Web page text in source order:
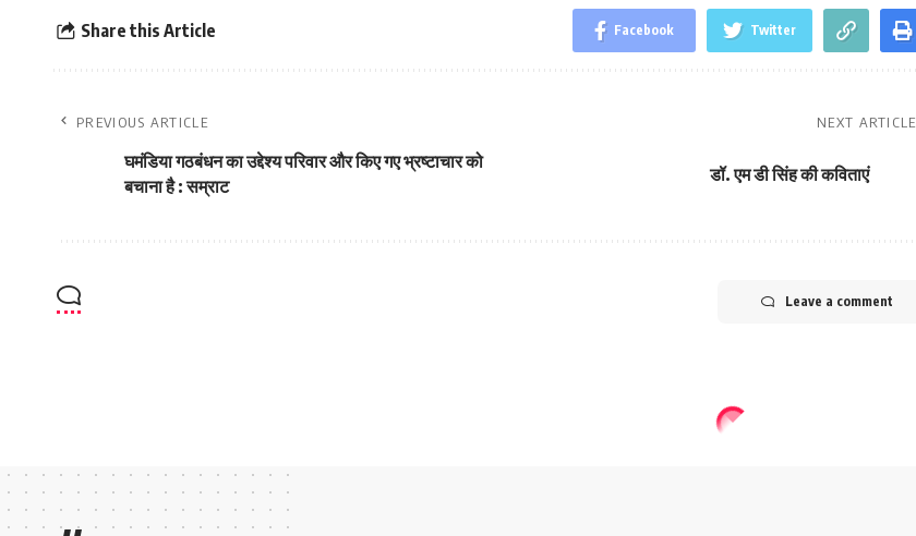
Share this Article Facebook Twitter
PREVIOUS ARTICLE
घमंडिया गठबंधन का उद्देश्य परिवार और किए गए भ्रष्टाचार को
बचाना है : सम्राट
NEXT ARTICLE
डॉ. एम डी सिंह की कविताएं
Leave a comment